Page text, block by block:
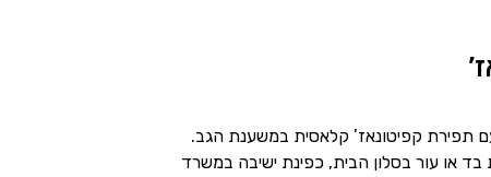
תפירת קפיטונאז’ קלאסית במשענת הגב.
או עור בסלון הבית, כפינת ישיבה במשרד